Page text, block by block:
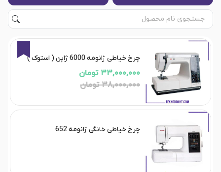
13%
چرخ خیاطی ژانومه 6000 ژاپن ( استوک )
33,000,000 تومان
38,000,000 تومان
چرخ خیاطی خانگی ژانومه 652